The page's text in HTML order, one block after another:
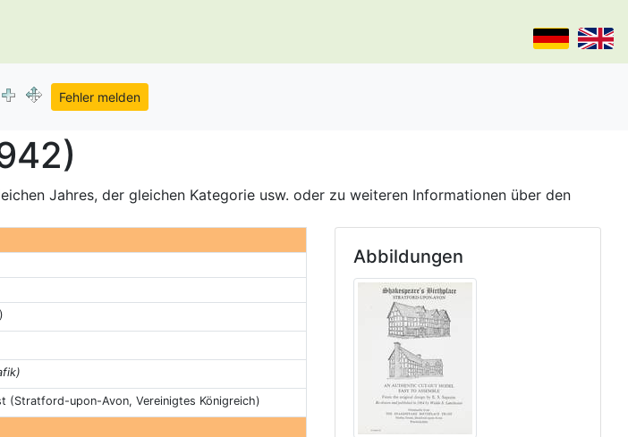
Jahres, der gleichen Kategorie usw. oder zu weiteren Informationen über den
(Stratford-upon-Avon, Vereinigtes Königreich)
Abbildungen